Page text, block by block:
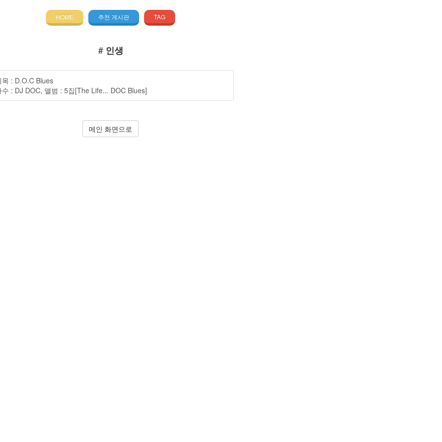
HOME 추천 게시판 TAG
# 인생
목 : D.O.C Blues
수 : DJ DOC, 앨범 : 5집[The Life... DOC Blues]
메인 화면으로